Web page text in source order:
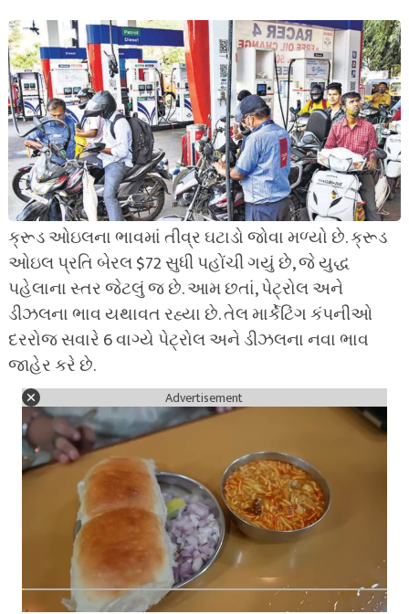
ક્રૂડ ઓઇલના ભાવમાં તીવ્ર ઘટાડો જોવા મળ્યો છે. ક્રૂડ
ઓઇલ પ્રતિ બેરલ $72 સુધી પહોંચી ગયું છે, જે યુદ્ધ
પહેલાના સ્તર જેટલું જ છે. આમ છતાં, પેટ્રોલ અને
ડીઝલના ભાવ યથાવત રહ્યા છે. તેલ માર્કેટિંગ કંપનીઓ
દરરોજ સવારે 6 વાગ્યે પેટ્રોલ અને ડીઝલના નવા ભાવ
જાહેર કરે છે.
Advertisement